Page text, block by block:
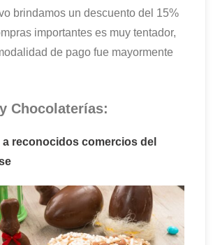
brindamos un descuento del 15%
importantes es muy tentador,
de pago fue mayormente
Chocolaterías:
reconocidos comercios del